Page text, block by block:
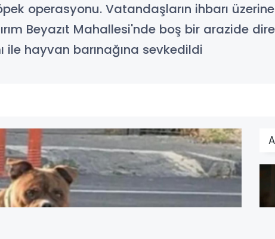
operasyonu. Vatandaşların ihbarı
Beyazıt Mahallesi'nde boş bir arazide
ile hayvan barınağına sevkedildi